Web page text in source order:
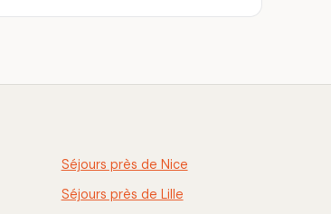
Séjours près de Nice
Séjours près de Lille